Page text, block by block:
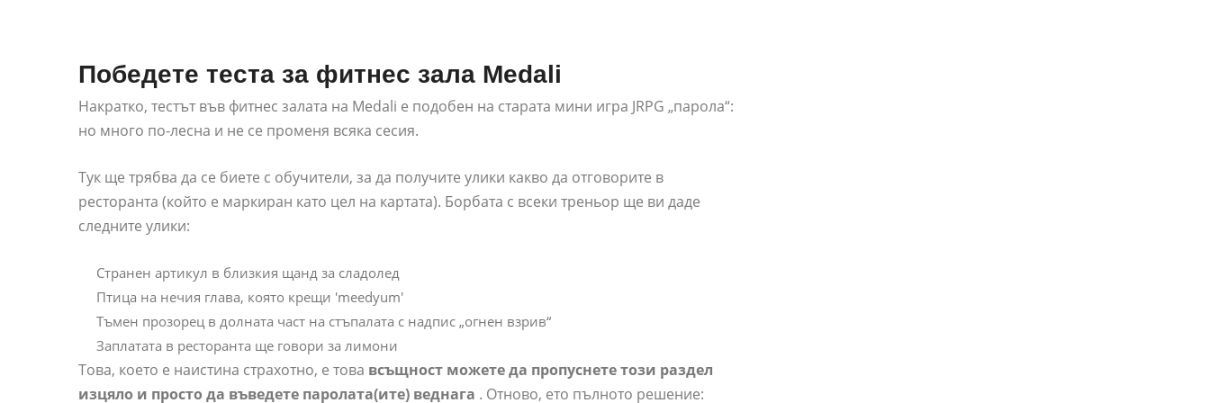
Победете теста за фитнес зала Medali
Накратко, тестът във фитнес залата на Medali е подобен на старата мини игра JRPG „парола“:
но много по-лесна и не се променя всяка сесия.
Тук ще трябва да се биете с обучители, за да получите улики какво да отговорите в
ресторанта (който е маркиран като цел на картата). Борбата с всеки треньор ще ви даде
следните улики:
Странен артикул в близкия щанд за сладолед
Птица на нечия глава, която крещи 'meedyum'
Тъмен прозорец в долната част на стъпалата с надпис „огнен взрив“
Заплатата в ресторанта ще говори за лимони
Това, което е наистина страхотно, е това всъщност можете да пропуснете този раздел
изцяло и просто да въведете паролата(ите) веднага . Отново, ето пълното решение: